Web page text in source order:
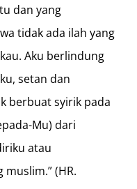
dan yang
tidak ada ilah yang
Aku berlindung
setan dan
berbuat syirik pada
Mu) dari
atau
(HR.